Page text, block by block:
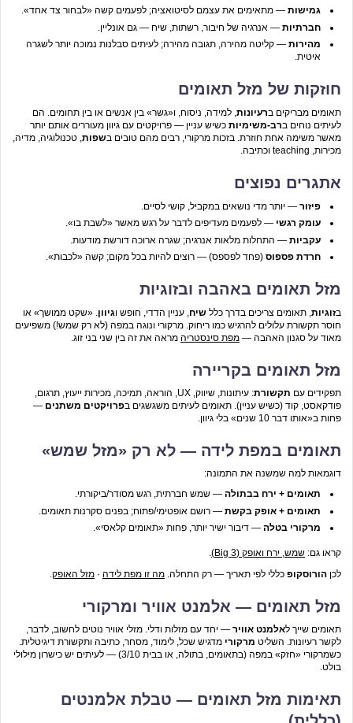
גמישות — מתאימים את עצמם לסיטואציה; לפעמים קשה «לבחור צד אחד».
חברתיות — אנרגיה של חיבור, רשתות, שיח — גם אונליין.
מהירות — קליטה מהירה, תגובה מהירה; לעיתים סבלנות נמוכה יותר לשגרה
איטית.
חוזקות של מזל תאומים
תאומים מבריקים ברעיונות , למידה, ניסוח, ו«גשר» בין אנשים או בין תחומים. הם
לעיתים נוחים ברב-משימיות כשיש עניין — פרויקטים עם גיוון מעוררים אותם יותר
מאשר משימה אחת חוזרת. בזכות מרקורי, רבים מהם טובים בשפות , טכנולוגיה, מדיה,
מכירות, teaching וכתיבה.
אתגרים נפוצים
פיזור — יותר מדי נושאים במקביל, קושי לסיים.
עומק רגשי — לפעמים מעדיפים לדבר על רגש מאשר «לשבת בו».
עקביות — התחלות מלאות אנרגיה; שגרה ארוכה דורשת מודעות.
חרדת פספוס (פחד לפספס) — רוצים להיות בכל מקום; קשה «לכבות».
מזל תאומים באהבה ובזוגיות
בזוגיות , תאומים צריכים בדרך כלל שיח , עניין הדדי, חופש וגיוון . «שקט ממושך» או
חוסר תקשורת עלולים להרגיש כמו ריחוק. מרקורי ונוגה במפה (לא רק שמש!) משפיעים
מאוד על סגנון האהבה — מפת סינסטריה מראה את זה בין שני בני זוג.
מזל תאומים בקריירה
תפקידים עם תקשורת
: עיתונות, שיווק, UX, הוראה, תמיכה, מכירות ייעוץ, תרגום,
פודקאסט, קוד (כשיש עניין). תאומים לעיתים משגשגים בפרויקטים משתנים —
פחות ב«אותו דבר 10 שנים» בלי גיוון.
תאומים במפת לידה — לא רק «מזל שמש»
דוגמאות למה שמשנה את התמונה:
תאומים + ירח בבתולה — שמש חברתית, רגש מסודר/ביקורתי.
תאומים + אופק בקשת — רושם אופטימי/פתוח; בפנים סקרנות תאומים.
מרקורי בטלה — דיבור ישיר יותר, פחות «תאומים קלאסי».
קראו גם: שמש, ירח ואופק (Big 3)
.
לכן הורוסקופ כללי לפי תאריך — רק התחלה. מה זו מפת לידה · מזל האופק.
מזל תאומים — אלמנט אוויר ומרקורי
תאומים שייך לאלמנט אוויר — יחד עם מזלות ודלי. מזלי אוויר נוטים לחשוב, לדבר,
לקשר רעיונות. השליט מרקורי מדגיש שכל, לימוד, מסחר, כתיבה ותקשורת דיגיטלית.
כשמרקורי «חזק» במפה (בתאומים, בתולה, או בבית 3/10) — לעיתים יש כישרון מילולי
בולט.
תאימות מזל תאומים — טבלת אלמנטים